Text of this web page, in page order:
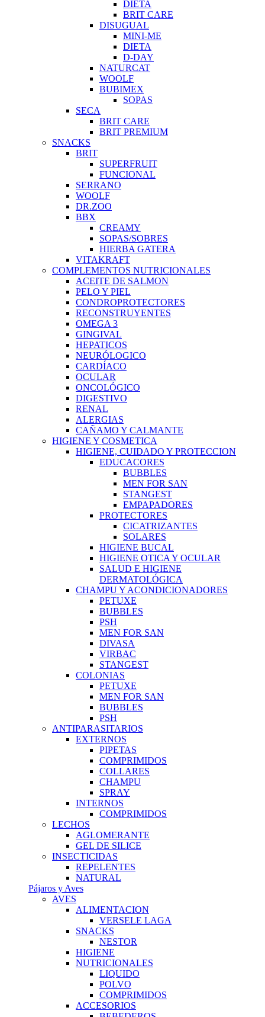
DIETA
BRIT CARE
DISUGUAL
MINI-ME
DIETA
D-DAY
NATURCAT
WOOLF
BUBIMEX
SOPAS
SECA
BRIT CARE
BRIT PREMIUM
SNACKS
BRIT
SUPERFRUIT
FUNCIONAL
SERRANO
WOOLF
DR.ZOO
BBX
CREAMY
SOPAS/SOBRES
HIERBA GATERA
VITAKRAFT
COMPLEMENTOS NUTRICIONALES
ACEITE DE SALMON
PELO Y PIEL
CONDROPROTECTORES
RECONSTRUYENTES
OMEGA 3
GINGIVAL
HEPATICOS
NEURÓLOGICO
CARDÍACO
OCULAR
ONCOLÓGICO
DIGESTIVO
RENAL
ALERGIAS
CAÑAMO Y CALMANTE
HIGIENE Y COSMETICA
HIGIENE, CUIDADO Y PROTECCION
EDUCACORES
BUBBLES
MEN FOR SAN
STANGEST
EMPAPADORES
PROTECTORES
CICATRIZANTES
SOLARES
HIGIENE BUCAL
HIGIENE OTICA Y OCULAR
SALUD E HIGIENE
DERMATOLÓGICA
CHAMPU Y ACONDICIONADORES
PETUXE
BUBBLES
PSH
MEN FOR SAN
DIVASA
VIRBAC
STANGEST
COLONIAS
PETUXE
MEN FOR SAN
BUBBLES
PSH
ANTIPARASITARIOS
EXTERNOS
PIPETAS
COMPRIMIDOS
COLLARES
CHAMPU
SPRAY
INTERNOS
COMPRIMIDOS
LECHOS
AGLOMERANTE
GEL DE SILICE
INSECTICIDAS
REPELENTES
NATURAL
Pájaros y Aves
AVES
ALIMENTACION
VERSELE LAGA
SNACKS
NESTOR
HIGIENE
NUTRICIONALES
LIQUIDO
POLVO
COMPRIMIDOS
ACCESORIOS